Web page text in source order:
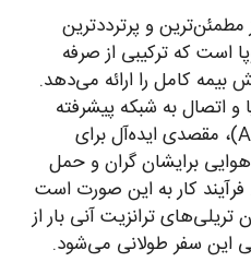
مطمئن‌ترین و پرترددترین
است که ترکیبی از صرفه
بیمه کامل را ارائه می‌دهد.
و اتصال به شبکه پیشرفته
اتوبان‌های آلمان (Autobahn)، مقصدی ایده‌آل برای
برایشان گران و حمل
کار به این صورت است
ترانزیت آنی بار از
این سفر طولانی می‌شود.